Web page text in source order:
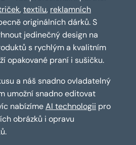
,textilu, reklamních
originálních dárků. S
jedinečný design na
s rychlým a kvalitním
opakované praní i sušičku.
a náš snadno ovladatelný
umožní snadno editovat
nabízímeAI technologii pro
obrázků i opravu